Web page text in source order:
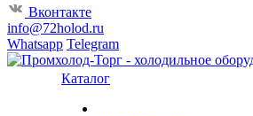
Вконтакте
info@72holod.ru
Whatsapp Telegram
Каталог